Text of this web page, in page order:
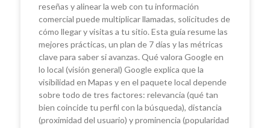
reseñas y alinear la web con tu información
comercial puede multiplicar llamadas, solicitudes de
cómo llegar y visitas a tu sitio. Esta guía resume las
mejores prácticas, un plan de 7 días y las métricas
clave para saber si avanzas. Qué valora Google en
lo local (visión general) Google explica que la
visibilidad en Mapas y en el paquete local depende
sobre todo de tres factores: relevancia (qué tan
bien coincide tu perfil con la búsqueda), distancia
(proximidad del usuario) y prominencia (popularidad